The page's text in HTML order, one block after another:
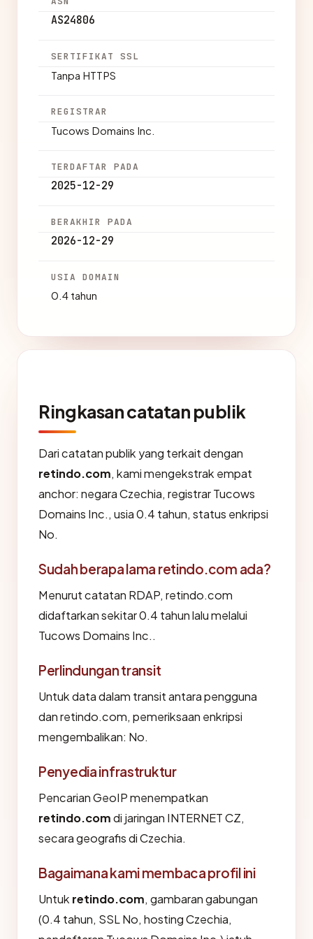
AS24806
SERTIFIKAT SSL
Tanpa HTTPS
REGISTRAR
Tucows Domains Inc.
TERDAFTAR PADA
2025-12-29
BERAKHIR PADA
2026-12-29
USIA DOMAIN
0.4 tahun
Ringkasan catatan publik
Dari catatan publik yang terkait dengan
retindo.com, kami mengekstrak empat
anchor: negara Czechia, registrar Tucows
Domains Inc., usia 0.4 tahun, status enkripsi
No.
Sudah berapa lama retindo.com ada?
Menurut catatan RDAP, retindo.com
didaftarkan sekitar 0.4 tahun lalu melalui
Tucows Domains Inc..
Perlindungan transit
Untuk data dalam transit antara pengguna
dan retindo.com, pemeriksaan enkripsi
mengembalikan: No.
Penyedia infrastruktur
Pencarian GeoIP menempatkan
retindo.comdi jaringan INTERNET CZ,
secara geografis di Czechia.
Bagaimana kami membaca profil ini
Untuk retindo.com, gambaran gabungan
(0.4 tahun, SSL No, hosting Czechia,